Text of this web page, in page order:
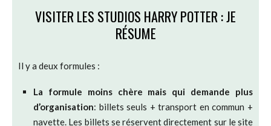
VISITER LES STUDIOS HARRY POTTER : JE
RÉSUME
Il y a deux formules :
La formule moins chère mais qui demande plus
d’organisation: billets seuls + transport en commun +
navette. Les billets se réservent directement sur le site